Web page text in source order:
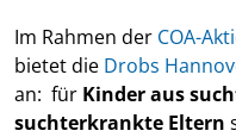
Im Rahmen der COA-
bietet die Drobs
an: für Kinder aus
suchterkrankte Eltern